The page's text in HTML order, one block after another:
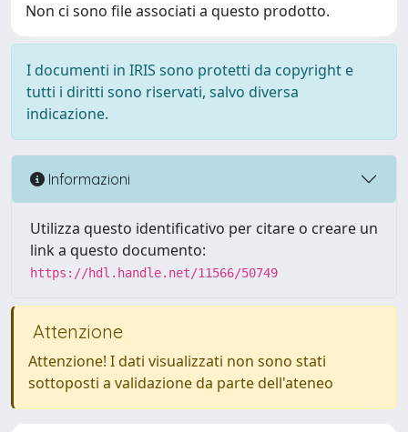
Non ci sono file associati a questo prodotto.
I documenti in IRIS sono protetti da copyright e
tutti i diritti sono riservati, salvo diversa
indicazione.
Informazioni
Utilizza questo identificativo per citare o creare un
link a questo documento:
https://hdl.handle.net/11566/50749
Attenzione
Attenzione! I dati visualizzati non sono stati
sottoposti a validazione da parte dell'ateneo